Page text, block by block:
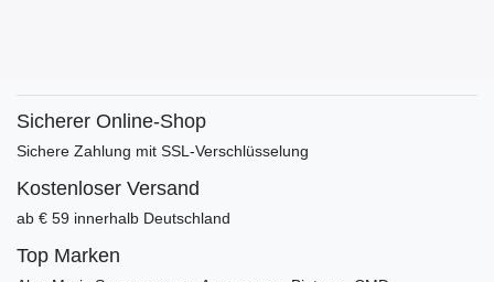
Sicherer Online-Shop
Sichere Zahlung mit SSL-Verschlüsselung
Kostenloser Versand
ab € 59 innerhalb Deutschland
Top Marken